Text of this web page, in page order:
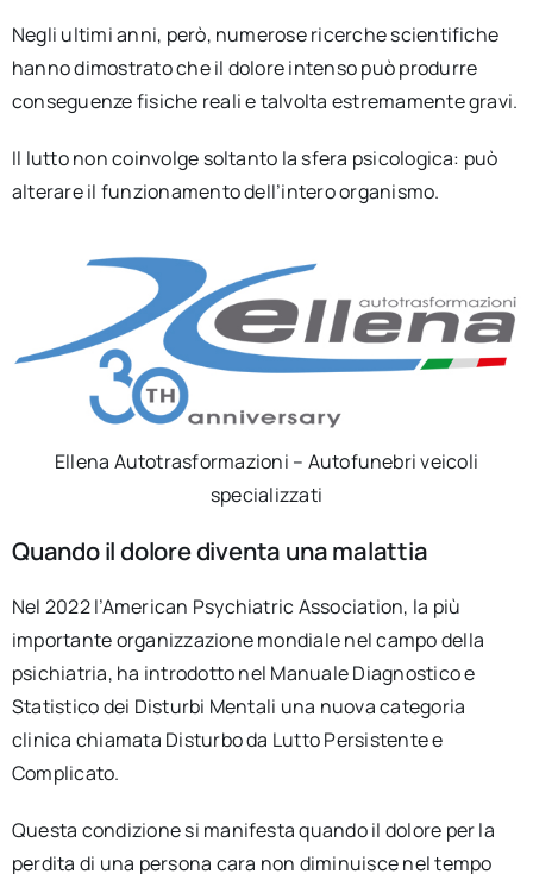
Negli ultimi anni, però, numerose ricerche scientifiche
hanno dimostrato che il dolore intenso può produrre
conseguenze fisiche reali e talvolta estremamente gravi.
Il lutto non coinvolge soltanto la sfera psicologica: può
alterare il funzionamento dell’intero organismo.
Ellena Autotrasformazioni – Autofunebri veicoli
specializzati
Quando il dolore diventa una malattia
Nel 2022 l’American Psychiatric Association, la più
importante organizzazione mondiale nel campo della
psichiatria, ha introdotto nel Manuale Diagnostico e
Statistico dei Disturbi Mentali una nuova categoria
clinica chiamata Disturbo da Lutto Persistente e
Complicato.
Questa condizione si manifesta quando il dolore per la
perdita di una persona cara non diminuisce nel tempo